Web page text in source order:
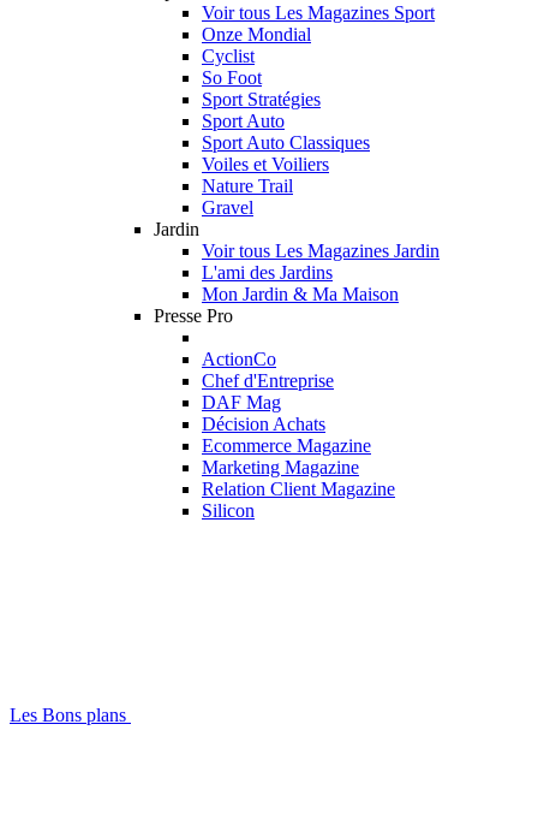
Voir tous Les Magazines Sport
Onze Mondial
Cyclist
So Foot
Sport Stratégies
Sport Auto
Sport Auto Classiques
Voiles et Voiliers
Nature Trail
Gravel
Jardin
Voir tous Les Magazines Jardin
L'ami des Jardins
Mon Jardin & Ma Maison
Presse Pro
ActionCo
Chef d'Entreprise
DAF Mag
Décision Achats
Ecommerce Magazine
Marketing Magazine
Relation Client Magazine
Silicon
Les Bons plans